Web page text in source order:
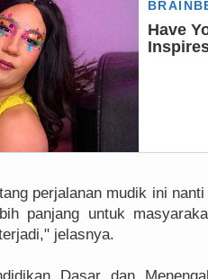
perjalanan mudik ini
panjang untuk
jelasnya.
Dasar dan